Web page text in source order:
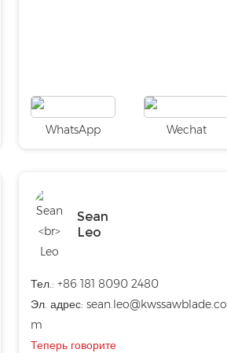
WhatsApp Wechat
Sean
Leo
Тел.: +86 181 8090 2480
Эл. адрес: sean.leo@kwssawblade.co
m
Теперь говорите